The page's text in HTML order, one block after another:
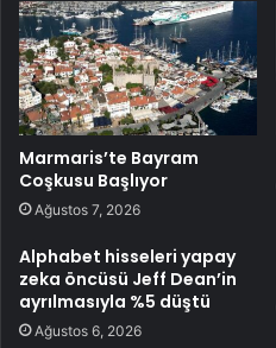
Marmaris’te Bayram
Coşkusu Başlıyor
Ağustos 7, 2026
Alphabet hisseleri yapay
zeka öncüsü Jeff Dean’in
ayrılmasıyla %5 düştü
Ağustos 6, 2026